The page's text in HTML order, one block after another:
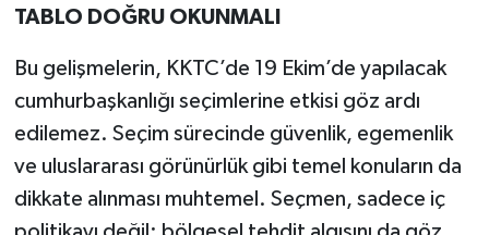
TABLO DOĞRU OKUNMALI
Bu gelişmelerin, KKTC’de 19 Ekim’de yapılacak
cumhurbaşkanlığı seçimlerine etkisi göz ardı
edilemez. Seçim sürecinde güvenlik, egemenlik
ve uluslararası görünürlük gibi temel konuların da
dikkate alınması muhtemel. Seçmen, sadece iç